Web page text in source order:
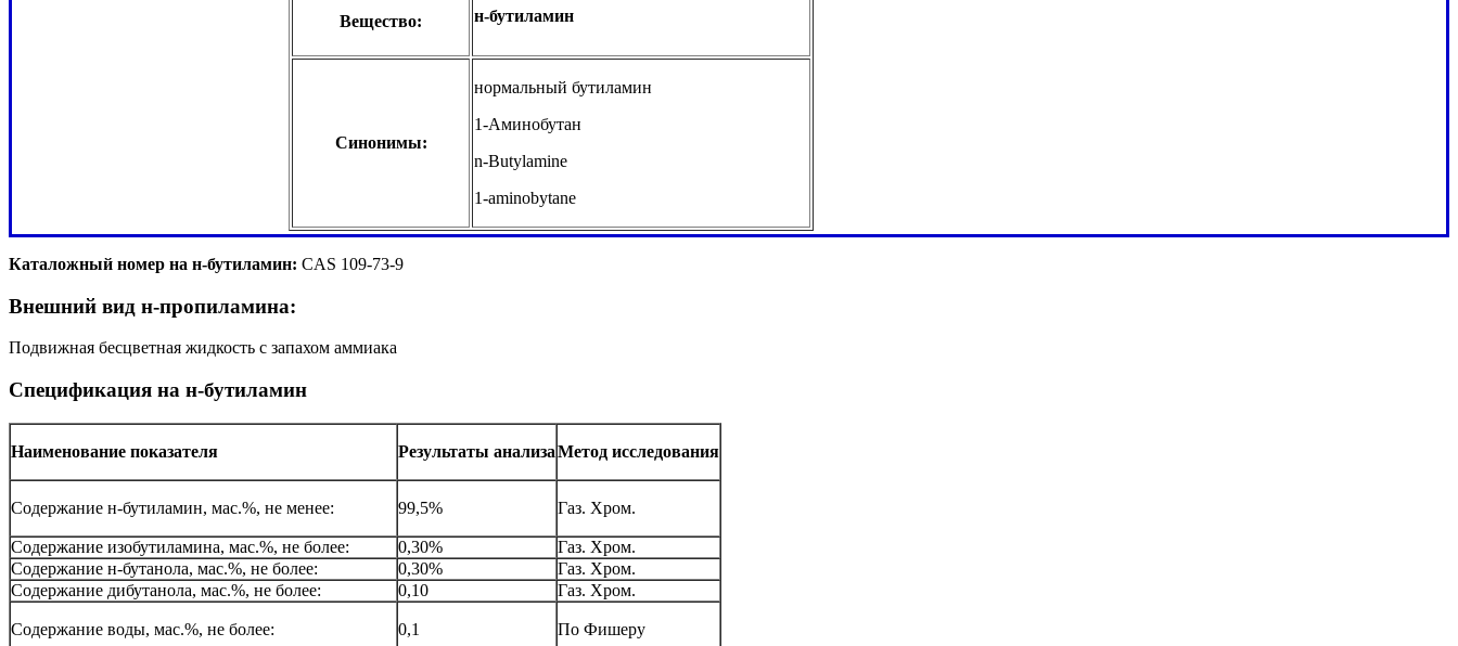
Вещество: н-бутиламин
Синонимы:
нормальный бутиламин
1-Аминобутан
n-Butylamine
1-aminobytane
Каталожный номер на н-бутиламин: CAS 109-73-9
Внешний вид н-пропиламина:
Подвижная бесцветная жидкость c запахом аммиака
Спецификация на н-бутиламин
Наименование показателя Результаты анализаМетод исследования
Содержание н-бутиламин, мас.%, не менее: 99,5% Газ. Хром.
Содержание изобутиламина, мас.%, не более: 0,30%
Газ. Хром.
Содержание н-бутанола, мас.%, не более:
0,30%
Газ. Хром.
Содержание дибутанола, мас.%, не более:
0,10 Газ. Хром.
Содержание воды, мас.%, не более: 0,1 По Фишеру